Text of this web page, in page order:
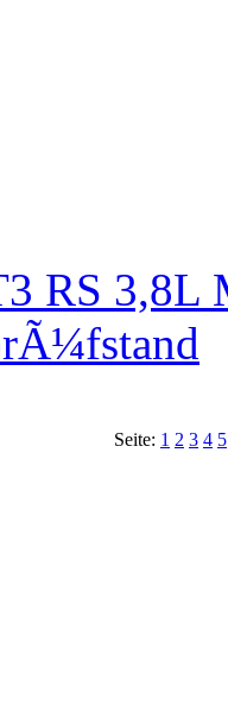
RS
Seite: 1 2 3 4 5